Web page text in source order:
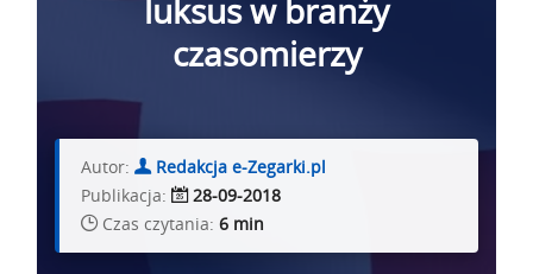
luksus w branży
czasomierzy
Autor:
Redakcja e-Zegarki.pl
Publikacja:
28-09-2018
Czas czytania: 6 min